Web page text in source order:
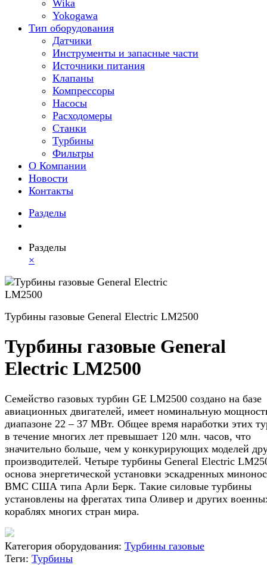
Wika
Yokogawa
Тип оборудования
Датчики
Инструменты и запасные части
Источники питания
Клапаны
Компрессоры
Насосы
Расходомеры
Станки
Турбины
Фильтры
О Компании
Новости
Контакты
Разделы
Разделы
×
Турбины газовые General Electric LM2500
Турбины газовые General
Electric LM2500
Семейство газовых турбин GE LM2500 создано на базе
авиационных двигателей, имеет номинальную
диапазоне 22 – 37 МВт. Общее время наработки этих
в течение многих лет превышает 120 млн. часов, что
значительно больше, чем у конкурирующих моделей
производителей. Четыре турбины General Electric
основа энергетической установки эскадренных
ВМС США типа Арли Берк. Такие силовые турбины
установлены на фрегатах типа Оливер и других
кораблях многих стран мира.
Категория оборудования: Турбины газовые
Теги: Турбины